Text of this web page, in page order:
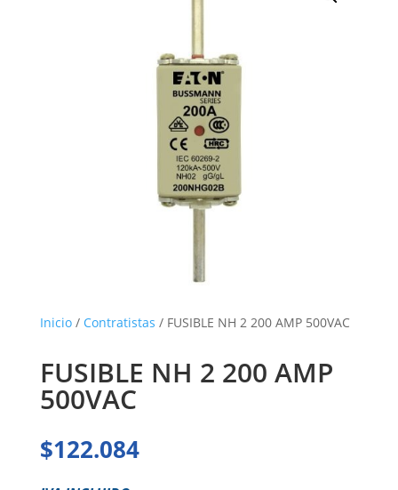
Inicio/ Contratistas / FUSIBLE NH 2 200 AMP 500VAC
FUSIBLE NH 2 200 AMP
500VAC
$122.084